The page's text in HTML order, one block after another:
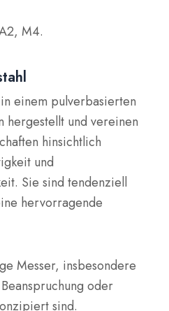
M4.
einem pulverbasierten
hergestellt und vereinen
hinsichtlich
und
Sie sind tendenziell
hervorragende
Messer, insbesondere
oder
sind.